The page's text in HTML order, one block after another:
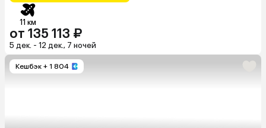
11 км
от 135 113 ₽
5 дек. - 12 дек., 7 ночей
Кешбэк + 1 804